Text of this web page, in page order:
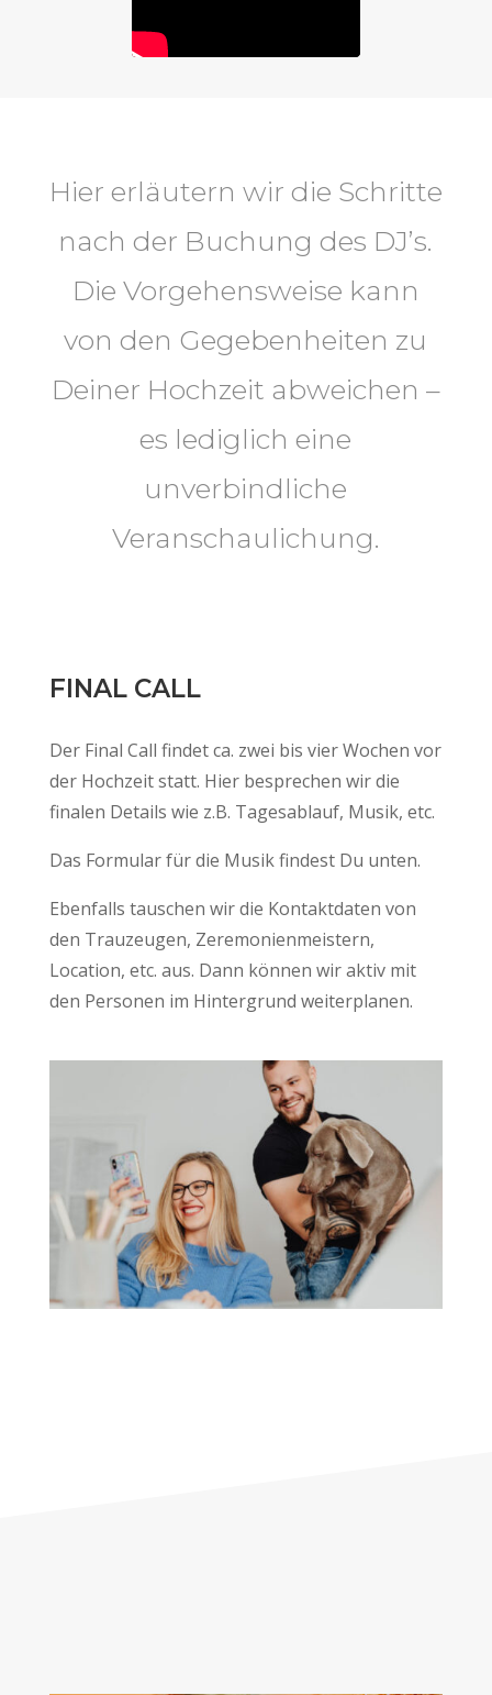
Hier erläutern wir die Schritte
nach der Buchung des DJ’s.
Die Vorgehensweise kann
von den Gegebenheiten zu
Deiner Hochzeit abweichen –
es lediglich eine
unverbindliche
Veranschaulichung.
FINAL CALL
Der Final Call findet ca. zwei bis vier Wochen vor
der Hochzeit statt. Hier besprechen wir die
finalen Details wie z.B. Tagesablauf, Musik, etc.
Das Formular für die Musik findest Du unten.
Ebenfalls tauschen wir die Kontaktdaten von
den Trauzeugen, Zeremonienmeistern,
Location, etc. aus. Dann können wir aktiv mit
den Personen im Hintergrund weiterplanen.